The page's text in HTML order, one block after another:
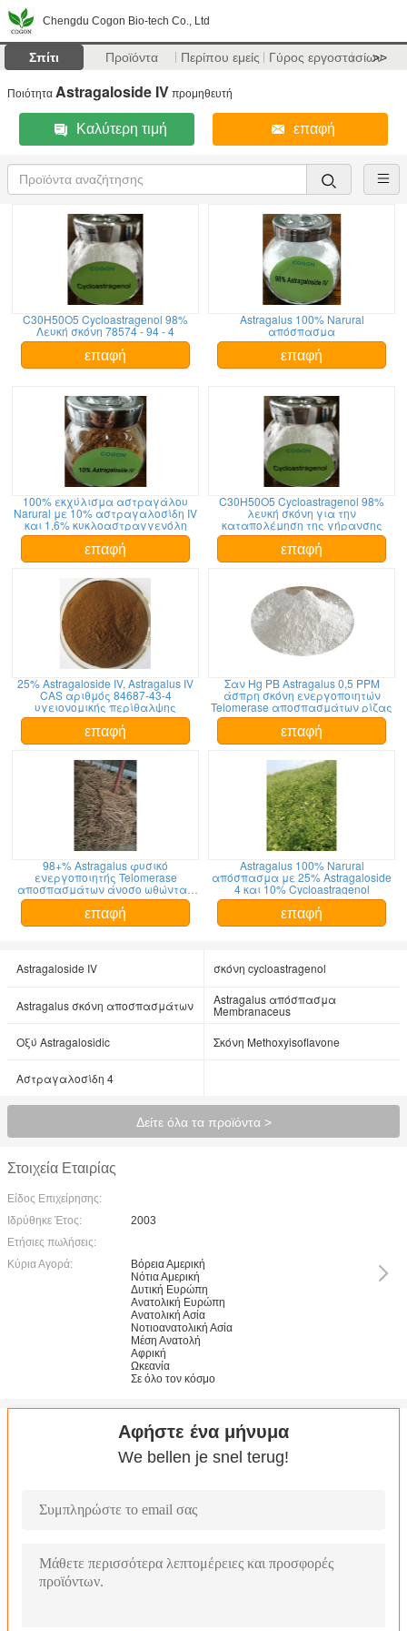
Chengdu Cogon Bio-tech Co., Ltd
Σπίτι Προϊόντα Περίπου εμείς Γύρος εργοστασίων
>>
Ποιότητα Astragaloside IV προμηθευτή
Καλύτερη τιμή επαφή
C30H50O5 Cycloastragenol 98%
Λευκή σκόνη 78574 - 94 - 4
επαφή
Astragalus 100% Narural
απόσπασμα
επαφή
100% εκχύλισμα αστραγάλου
Narural με 10% αστραγαλοσίδη IV
και 1,6% κυκλοαστραγγενόλη
επαφή
C30H50O5 Cycloastragenol 98%
λευκή σκόνη για την
καταπολέμηση της γήρανσης
επαφή
25% Astragaloside IV, Astragalus IV
CAS αριθμός 84687-43-4
υγειονομικής περίθαλψης
επαφή
Σαν Hg PB Astragalus 0,5 PPM
άσπρη σκόνη ενεργοποιητών
Telomerase αποσπασμάτων ρίζας
επαφή
98+% Astragalus φυσικό
ενεργοποιητής Telomerase
αποσπασμάτων άνοσο ωθώντας
84687 43 4
επαφή
Astragalus 100% Narural
απόσπασμα με 25% Astragaloside
4 και 10% Cycloastragenol
επαφή
Astragaloside IV σκόνη cycloastragenol
Astragalus σκόνη αποσπασμάτων Astragalus απόσπασμα
Membranaceus
Οξύ Astragalosidic
Σκόνη Methoxyisoflavone
Αστραγαλοσίδη 4
Δείτε όλα τα προϊόντα >
Στοιχεία Εταιρίας
Είδος Επιχείρησης:
Ιδρύθηκε Έτος:
2003
Ετήσιες πωλήσεις:
Κύρια Αγορά:
Βόρεια Αμερική
Νότια Αμερική
Δυτική Ευρώπη
Ανατολική Ευρώπη
Ανατολική Ασία
Νοτιοανατολική Ασία
Μέση Ανατολή
Αφρική
Ωκεανία
Σε όλο τον κόσμο
Αφήστε ένα μήνυμα
We bellen je snel terug!